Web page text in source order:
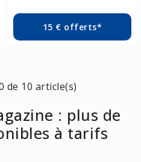
15 € offerts*
de 10 article(s)
: plus de
à tarifs